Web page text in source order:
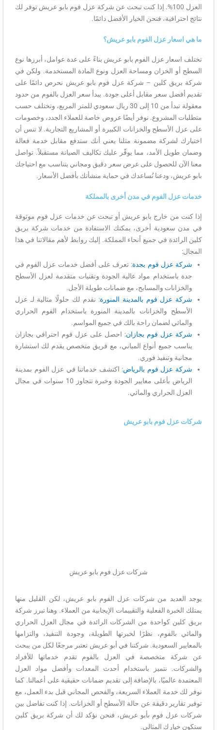
العزل 100%. إذا كنت تبحث عن شركة عزل فوم بابو عريش توفر لك
نتائج احترافية، فنحن الخيار الأفضل دائمًا.
ما هي اسعار عزل الفوم بابو عريش؟
تختلف اسعار عزل الفوم بابو عريش بناءً على عدة عوامل، أبرزها نوع
السطح أو الخزان ومساحة العزل ونوع المادة المستخدمة. ولكن في
شركة بريق كلين – شركة عزل فوم بابو عريش نحرص دائمًا على
تقديم أفضل سعر مقابل أعلى جودة. يبدأ سعر العزل بالفوم من حدود
معقولة تبدأ من 10 إلى 30 ريال سعودي للمتر المربع، وتختلف حسب
متطلبات المشروع. نوفر أيضًا عروض خاصة للعملاء الجدد، وخصومات
على عزل الأسطح والخزانات الكبيرة أو المشاريع التجارية. لا تنس أن
اختيارك لشركة مضمونة مثلنا يعني أنك ستدفع مقابل خدمة فعالة
وضمان طويل الأمد، مما يوفّر عليك تكاليف الصيانة مستقبلاً. تواصل
معنا الآن للحصول على عرض سعر دقيق ومجاني يتناسب مع احتياجك
بابو عريش، ودعنا نُساعدك في حماية منشأتك بأفضل الأسعار.
خدمات عزل الفوم في مدن أخرى بالمملكة
إذا كنت من خارج بابو عريش أو تبحث عن خدمات عزل فوم موثوقة
في مدن سعودية أخرى، يمكنك الاستفادة من خدمات شركة بريق
كلين الرائدة في جميع أنحاء المملكة. إليك روابط لأهم مقالاتنا في هذا
المجال:
شركة عزل فوم بجدة: تعرف على أفضل خدمات عزل الفوم في
جدة باستخدام مواد عالية الجودة وتقنيات متقدمة لعزل الأسطح
والخزانات والمسابح، مع ضمانات طويلة الأجل.
شركة عزل فوم بالمدينة المنورة: نقدم لك حلولًا مثالية لـ عزل
الأسطح والخزانات بالمدينة المنورة باستخدام الفوم الحراري
والمائي لضمان راحة بالك في جميع المواسم.
شركة عزل فوم بجازان: احصل على عزل فوم احترافي بجازان
يناسب جميع أنواع المباني، مع فريق متخصص يقدم لك استشارة
مجانية وتنفيذ فوري.
شركة عزل فوم بالرياض: اكتشف خدماتنا في عزل الفوم بمدينة
الرياض بأعلى معايير الجودة وخبرة تتجاوز 10 سنوات في مجال
العزل الحراري والمائي.
شركات عزل فوم بابو عريش
شركات عزل فوم بابو عريش
يوجد العديد من شركات عزل الفوم بابو عريش، لكن القليل منها
يمتلك الخبرة الفعلية والتقييمات الإيجابية من العملاء. وهنا تبرز شركة
بريق كلين كواحدة من الشركات الرائدة في مجال العزل الحراري
والمائي بالفوم، نظرًا لخبرتها الطويلة، وجودة التنفيذ، والتزامها
بالمعايير السعودية. شركتنا في أبو عريش تعتبر مرجعًا لكل من يبحث
عن شركة متخصصة في العزل بالفوم تقدم خدماتها للأفراد
والشركات. نتميز باستخدام أحدث المعدات وأفضل مواد العزل
المعتمدة عالميًا، بالإضافة إلى تقديم ضمانات حقيقية على أعمالنا. كما
نوفر لك خدمة العملاء السريعة، والفحص المجاني قبل بدء العمل، مع
توفير تقارير دقيقة عن حالة الأسطح أو الخزانات. إذا كنت تفاضل بين
شركات عزل فوم بأبو عريش، فنحن نؤكد لك أن شركة بريق كلين
ستكون خيارك المثالي.